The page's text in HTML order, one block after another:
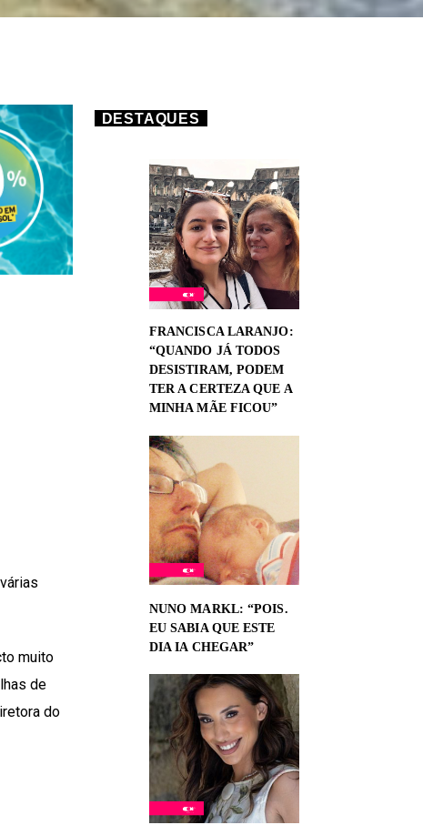
muito
de
do
DESTAQUES
FRANCISCA LARANJO:
“QUANDO JÁ TODOS
DESISTIRAM, PODEM
TER A CERTEZA QUE A
MINHA MÃE FICOU”
NUNO MARKL: “POIS.
EU SABIA QUE ESTE
DIA IA CHEGAR”